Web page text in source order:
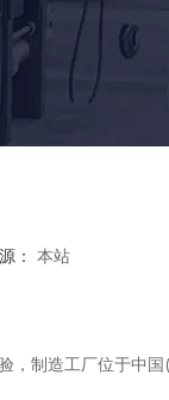
： 本站
制造工厂位于中国